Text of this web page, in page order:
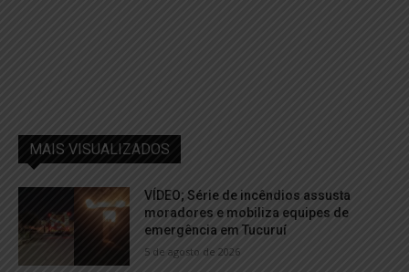
MAIS VISUALIZADOS
VÍDEO; Série de incêndios assusta
moradores e mobiliza equipes de
emergência em Tucuruí
5 de agosto de 2026